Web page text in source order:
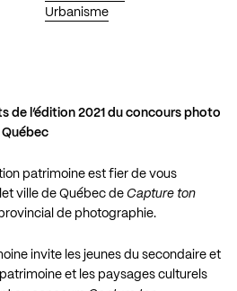
Urbanisme
de l’édition 2021 du concours photo
patrimoine est fier de vous
ville de Québec de Capture ton
de photographie.
invite les jeunes du secondaire et
et les paysages culturels